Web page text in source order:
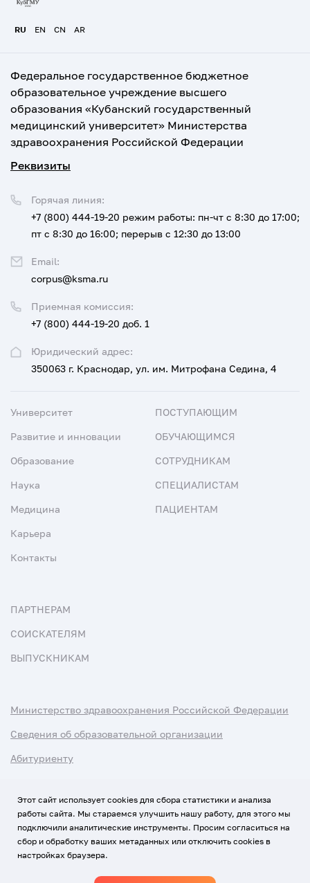
RU EN CN AR
Федеральное государственное бюджетное
образовательное учреждение высшего
образования «Кубанский государственный
медицинский университет» Министерства
здравоохранения Российской Федерации
Реквизиты
Юридический адрес:
350063 г. Краснодар, ул. им. Митрофана Седина, 4
Приемная комиссия:
+7 (800) 444-19-20 доб. 1
Горячая линия:
+7 (800) 444-19-20 режим работы: пн-чт с 8:30 до 17:00;
пт с 8:30 до 16:00; перерыв с 12:30 до 13:00
Email:
corpus@ksma.ru
Университет
Развитие и инновации
Образование
Наука
Медицина
Карьера
Контакты
ПОСТУПАЮЩИМ
ОБУЧАЮЩИМСЯ
СОТРУДНИКАМ
СПЕЦИАЛИСТАМ
ПАЦИЕНТАМ
ПАРТНЕРАМ
СОИСКАТЕЛЯМ
ВЫПУСКНИКАМ
Министерство здравоохранения Российской Федерации
Сведения об образовательной организации
Абитуриенту
Использование Cookies
Политика обработки персональных данных
Этот сайт использует cookies для сбора статистики и анализа
работы сайта. Мы стараемся улучшить нашу работу, для этого мы
подключили аналитические инструменты. Просим согласиться на
сбор и обработку ваших метаданных или отключить cookies в
настройках браузера.